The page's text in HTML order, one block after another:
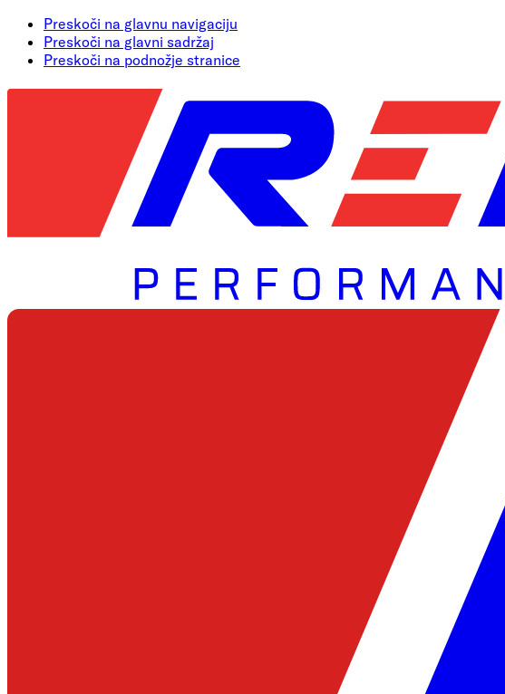
Preskoči na glavnu navigaciju
Preskoči na glavni sadržaj
Preskoči na podnožje stranice